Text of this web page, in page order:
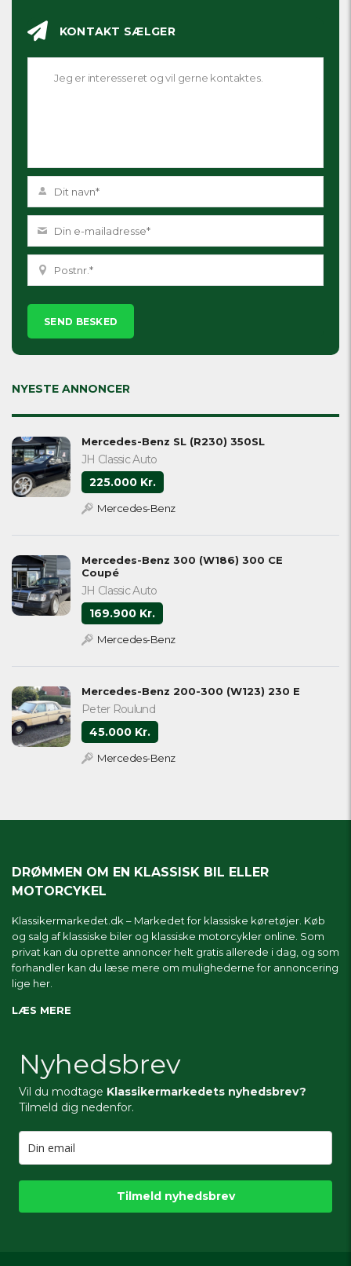
KONTAKT SÆLGER
Please
leave
empty.
NYESTE ANNONCER
Mercedes-Benz SL (R230) 350SL
JH Classic Auto
225.000 Kr.
Mercedes-Benz
Mercedes-Benz 300 (W186) 300 CE
Coupé
JH Classic Auto
169.900 Kr.
Mercedes-Benz
Mercedes-Benz 200-300 (W123) 230 E
Peter Roulund
45.000 Kr.
Mercedes-Benz
DRØMMEN OM EN KLASSISK BIL ELLER
MOTORCYKEL
Klassikermarkedet.dk – Markedet for klassiske køretøjer. Køb
og salg af klassiske biler og klassiske motorcykler online. Som
privat kan du oprette annoncer helt gratis allerede i dag, og som
forhandler kan du læse mere om mulighederne for annoncering
lige her.
LÆS MERE
Nyhedsbrev
Vil du modtage Klassikermarkedets nyhedsbrev?
Tilmeld dig nedenfor.
Tilmeld nyhedsbrev